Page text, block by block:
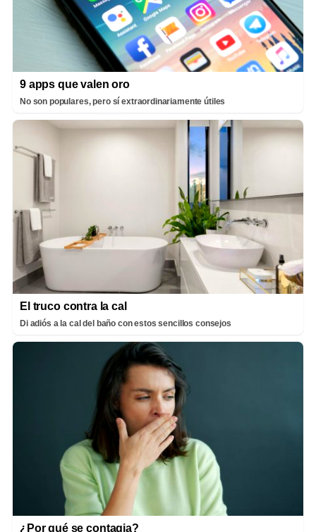
9 apps que valen oro
No son populares, pero sí extraordinariamente útiles
El truco contra la cal
Di adiós a la cal del baño con estos sencillos consejos
¿Por qué se contagia?